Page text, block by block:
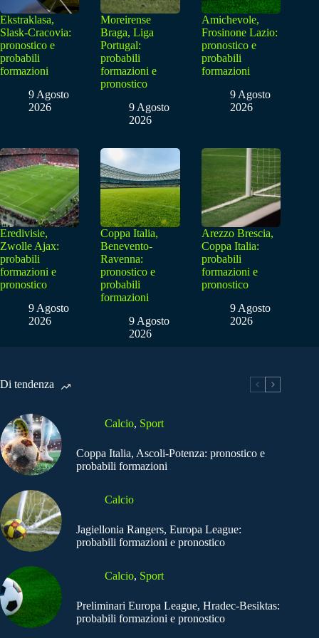
Ekstraklasa,
Slask-Cracovia:
pronostico e
probabili
formazioni
9 Agosto
2026
Moreirense
Braga, Liga
Portugal:
probabili
formazioni e
pronostico
9 Agosto
2026
Amichevole,
Frosinone Lazio:
pronostico e
probabili
formazioni
9 Agosto
2026
Eredivisie,
Zwolle Ajax:
probabili
formazioni e
pronostico
9 Agosto
2026
Coppa Italia,
Benevento-
Ravenna:
pronostico e
probabili
formazioni
9 Agosto
2026
Arezzo Brescia,
Coppa Italia:
probabili
formazioni e
pronostico
9 Agosto
2026
Di tendenza
Calcio, Sport
Coppa Italia, Ascoli-Potenza: pronostico e
probabili formazioni
Calcio
Jagiellonia Rangers, Europa League:
probabili formazioni e pronostico
Calcio, Sport
Preliminari Europa League, Hradec-Besiktas:
probabili formazioni e pronostico